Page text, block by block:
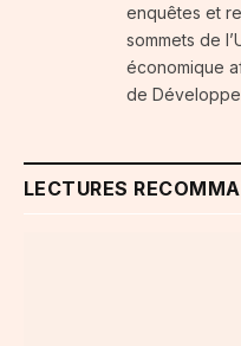
enquêtes et
sommets de
économique
de
LECTURES